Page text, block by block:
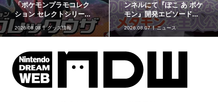
ケ
...
ンなど30種！「ポケット
モンスター30周年 ミニ...
2026.08.07 グッズ情報
金箱「ポケモンコイ
ンク」に、ゲンガー
2026.08.07 グッズ情報